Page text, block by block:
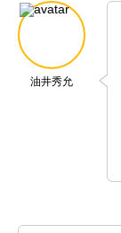
油井秀允